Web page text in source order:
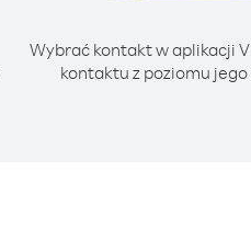
Wybrać kontakt w aplikacji
kontaktu z poziomu